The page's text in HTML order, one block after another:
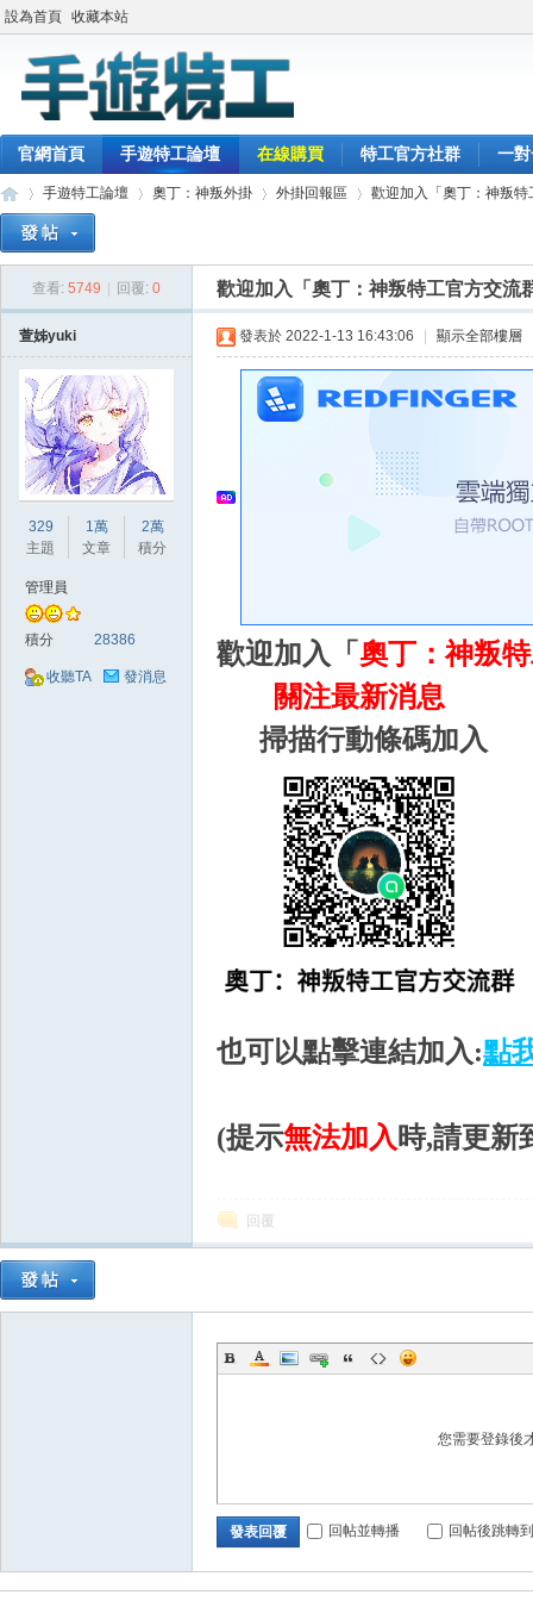
設為首頁 收藏本站
官網首頁 手遊特工論壇 在線購買 特工官方社群 一
戲
手遊特工論壇
›
奧丁：神叛外掛
›
外掛回報區 歡迎加入「奧丁：神叛
查看: 5749 回覆: 0 歡迎加入「奧丁：神叛特工官方交流
萱姊yuki
329
主題
1萬
文章
2萬
積分
管理員
積分 28386
收聽TA 發消息
發表於 2022-1-13 16:43:06 顯示全部樓層
歡迎加入「 奧丁：神叛
關注最新消息
掃描行動條碼加入
也可以點擊連結加入:點
(提示無法加入 時,請更新
回覆
您需要登錄後
發表回覆 回帖並轉播 回帖後跳轉